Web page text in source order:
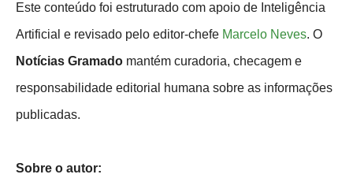
Este conteúdo foi estruturado com apoio de Inteligência
Artificial e revisado pelo editor-chefe Marcelo Neves. O
Notícias Gramado mantém curadoria, checagem e
responsabilidade editorial humana sobre as informações
publicadas.
Sobre o autor: